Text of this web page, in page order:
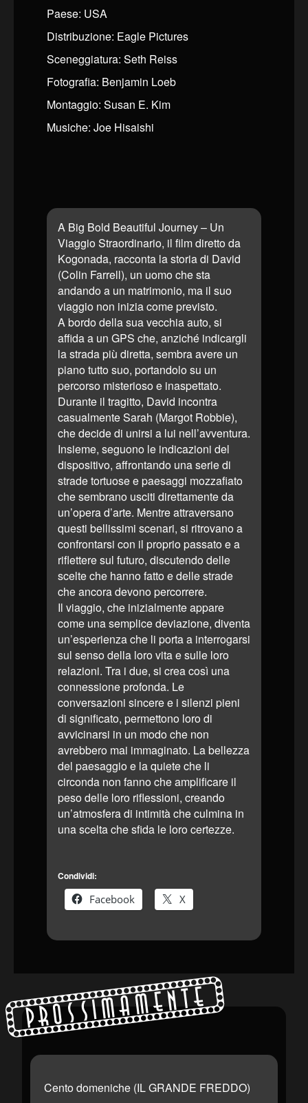
Paese: USA
Distribuzione: Eagle Pictures
Sceneggiatura: Seth Reiss
Fotografia: Benjamin Loeb
Montaggio: Susan E. Kim
Musiche: Joe Hisaishi
A Big Bold Beautiful Journey – Un
Viaggio Straordinario, il film diretto da
Kogonada, racconta la storia di David
(Colin Farrell), un uomo che sta
andando a un matrimonio, ma il suo
viaggio non inizia come previsto.
A bordo della sua vecchia auto, si
affida a un GPS che, anziché indicargli
la strada più diretta, sembra avere un
piano tutto suo, portandolo su un
percorso misterioso e inaspettato.
Durante il tragitto, David incontra
casualmente Sarah (Margot Robbie),
che decide di unirsi a lui nell’avventura.
Insieme, seguono le indicazioni del
dispositivo, affrontando una serie di
strade tortuose e paesaggi mozzafiato
che sembrano usciti direttamente da
un’opera d’arte. Mentre attraversano
questi bellissimi scenari, si ritrovano a
confrontarsi con il proprio passato e a
riflettere sul futuro, discutendo delle
scelte che hanno fatto e delle strade
che ancora devono percorrere.
Il viaggio, che inizialmente appare
come una semplice deviazione, diventa
un’esperienza che li porta a interrogarsi
sul senso della loro vita e sulle loro
relazioni. Tra i due, si crea così una
connessione profonda. Le
conversazioni sincere e i silenzi pieni
di significato, permettono loro di
avvicinarsi in un modo che non
avrebbero mai immaginato. La bellezza
del paesaggio e la quiete che li
circonda non fanno che amplificare il
peso delle loro riflessioni, creando
un’atmosfera di intimità che culmina in
una scelta che sfida le loro certezze.
Condividi:
Facebook X
Prossimamente
Cento domeniche (IL GRANDE FREDDO)